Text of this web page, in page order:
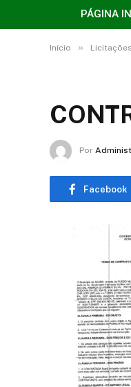
PÁGINA
Início » Licitações
Por
Facebook